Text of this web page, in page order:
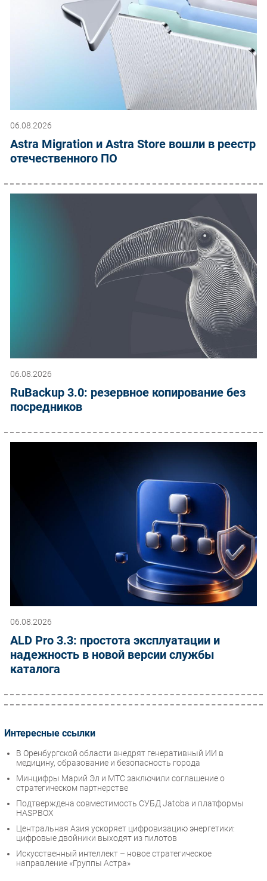
06.08.2026
Astra Migration и Astra Store вошли в реестр
отечественного ПО
06.08.2026
RuBackup 3.0: резервное копирование без
посредников
06.08.2026
ALD Pro 3.3: простота эксплуатации и
надежность в новой версии службы
каталога
Интересные ссылки
В Оренбургской области внедрят генеративный ИИ в
медицину, образование и безопасность города
Минцифры Марий Эл и МТС заключили соглашение о
стратегическом партнерстве
Подтверждена совместимость СУБД Jatoba и платформы
HASPBOX
Центральная Азия ускоряет цифровизацию энергетики:
цифровые двойники выходят из пилотов
Искусственный интеллект – новое стратегическое
направление «Группы Астра»